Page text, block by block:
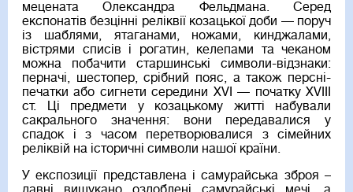
мецената Олександра Фельдмана. Серед
експонатів безцінні реліквії козацької доби — поруч
із шаблями, ятаганами, ножами, кинджалами,
вістрями списів і рогатин, келепами та чеканом
можна побачити старшинські символи-відзнаки:
перначі, шестопер, срібний пояс, а також персні-
печатки або сигнети середини XVI — початку XVIII
ст. Ці предмети у козацькому житті набували
сакрального значення: вони передавалися у
спадок і з часом перетворювалися з сімейних
реліквій на історичні символи нашої країни.
У експозиції представлена і самурайська зброя –